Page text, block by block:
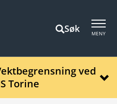
Søk MENY
ved
Torine